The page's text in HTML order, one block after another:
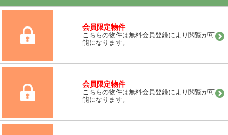
会員限定物件
こちらの物件は無料会員登録により閲覧が可
能になります。
会員限定物件
こちらの物件は無料会員登録により閲覧が可
能になります。